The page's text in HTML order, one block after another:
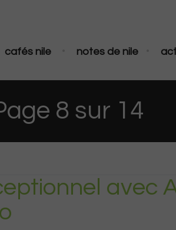
cafés nile notes de nile
8 sur 14
avec